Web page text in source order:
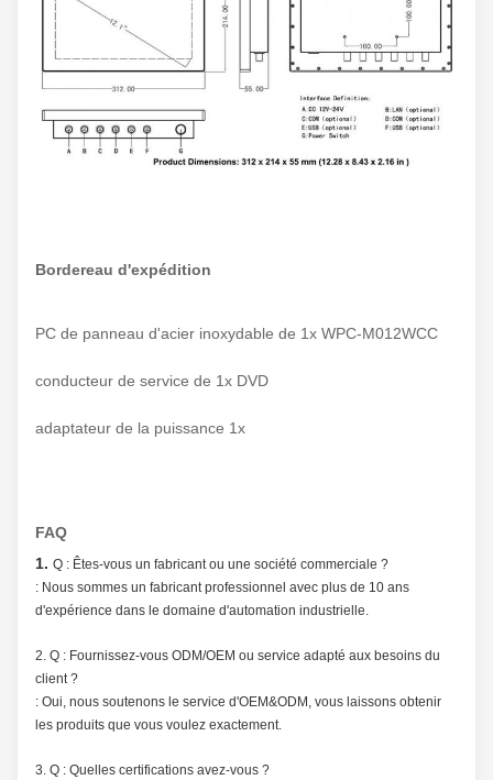
Bordereau d'expédition
PC de panneau d'acier inoxydable de 1x WPC-M012WCC
conducteur de service de 1x DVD
adaptateur de la puissance 1x
FAQ
1. Q : Êtes-vous un fabricant ou une société commerciale ?
: Nous sommes un fabricant professionnel avec plus de 10 ans
d'expérience dans le domaine d'automation industrielle.
2. Q : Fournissez-vous ODM/OEM ou service adapté aux besoins du
client ?
: Oui, nous soutenons le service d'OEM&ODM, vous laissons obtenir
les produits que vous voulez exactement.
3. Q : Quelles certifications avez-vous ?